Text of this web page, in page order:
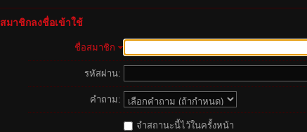
สมาชิกลงชื่อเข้าใช้
ชื่อสมาชิก
รหัสผ่าน:
คำถาม:
จำสถานะนี้ไว้ในครั้งหน้า